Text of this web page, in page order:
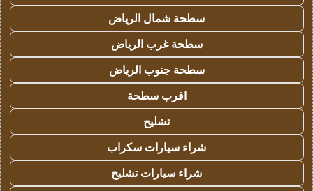
سطحة شمال الرياض
سطحة غرب الرياض
سطحة جنوب الرياض
اقرب سطحة
تشليح
شراء سيارات سكراب
شراء سيارات تشليح